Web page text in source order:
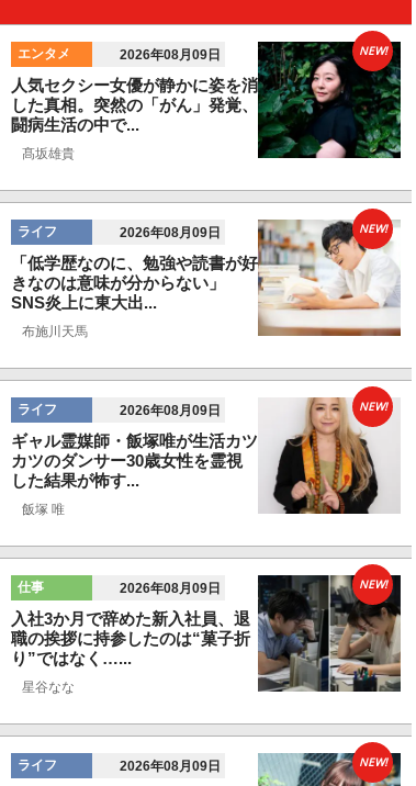
エンタメ 2026年08月09日
人気セクシー女優が静かに姿を消
した真相。突然の「がん」発覚、
闘病生活の中で...
髙坂雄貴
NEW!
ライフ 2026年08月09日
「低学歴なのに、勉強や読書が好
きなのは意味が分からない」
SNS炎上に東大出...
布施川天馬
NEW!
ライフ 2026年08月09日
ギャル霊媒師・飯塚唯が生活カツ
カツのダンサー30歳女性を霊視
した結果が怖す...
飯塚 唯
NEW!
仕事 2026年08月09日
入社3か月で辞めた新入社員、退
職の挨拶に持参したのは“菓子折
り”ではなく…...
星谷なな
NEW!
ライフ 2026年08月09日 NEW!